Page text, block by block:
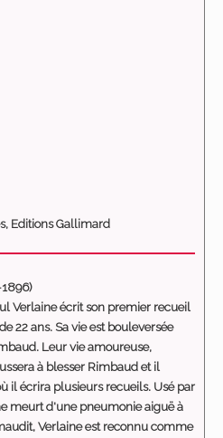
Editions Gallimard
Verlaine écrit son premier recueil
22 ans. Sa vie est bouleversée
Leur vie amoureuse,
à blesser Rimbaud et il
il écrira plusieurs recueils. Usé par
meurt d'une pneumonie aiguë à
Verlaine est reconnu comme